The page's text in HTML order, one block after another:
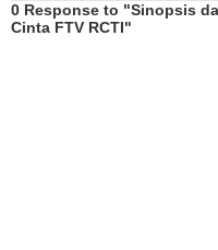
0 Response to "Sinopsis
Cinta FTV RCTI"